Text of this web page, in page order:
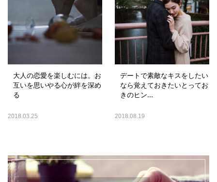
大人の恋愛を楽しむには。お
互いを思いやる心が絆を深め
る
2018.03.25
デートで素敵なキスをしたい
なら覚えておきたいとってお
きのヒン...
2018.08.19